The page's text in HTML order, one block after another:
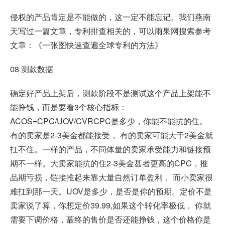
侵权的产品肯定是不能做的，这一定不能忘记。我们燕南
天写过一篇文章，专利排查相关的，可以雨果网搜索参考
文章：《一张图快速查遍全球专利的方法》
08 测款数据
确定好产品上架后，测款阶段不是测试这个产品上架能不
能挣钱，而是要看3个核心指标：
ACOS=CPC/UOV/CVRCPC是多少，你能不能抗的住。
有的卖家是2-3美金都能接受， 有的卖家可能大于2美金就
扛不住。一样的产品，不同体量的卖家承受能力和链接预
期不一样。大卖家能抗的住2-3美金甚者更高的CPC，推
品期亏损，链接推起来靠大量自然订单盈利， 而小卖家很
难扛到那一天。UOV是多少，是否是你的预期。定价不是
卖家说了算，你想定价39.99,如果这个转化率极低， 你就
需要下调价格，蕞终的售价是否还能挣钱，这个价格你是